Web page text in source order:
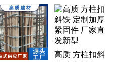
、夹具、扣方柱、梁夹具、夹
固件、圆柱模板、圆模板、木
、梁夹子、方柱扣租赁、梁夹
高质 方柱扣斜